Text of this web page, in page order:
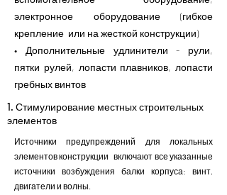
электронное оборудование (гибкое
крепление или на жесткой конструкции)
• Дополнительные удлинители - рули,
пятки рулей, лопасти плавников, лопасти
гребных винтов
1. Стимулирование местных строительных
элементов
Источники предупреждений для локальных
элементов конструкции включают все указанные
источники возбуждения балки корпуса: винт,
двигатели и волны.